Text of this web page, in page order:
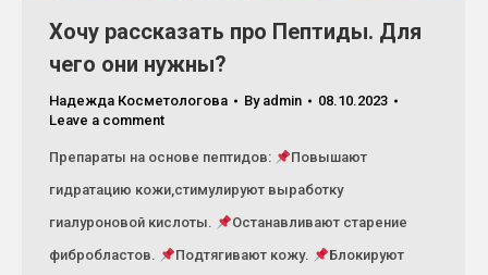
Хочу рассказать про Пептиды. Для
чего они нужны?
Надежда Косметологова By admin
08.10.2023
Leave a comment
Препараты на основе пептидов:
Повышают
гидратацию кожи,стимулируют выработку
гиалуроновой кислоты.
Останавливают старение
фибробластов.
Подтягивают кожу.
Блокируют